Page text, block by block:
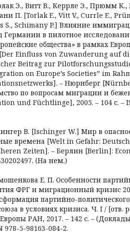
Э., Витт В., Керрле Э., Прюмм
П. [Torlak E., Vitt V., Currle E.,
S., Schimany P.] Влияние
Германии в пилотное
общества» в рамках
Einfluss von Zuwanderung auf
Beitrag zur
on Europe’s Societies” im
– Нюрнберг
по вопросам миграции и
und Füchtlinge], 2005. – 104 с. –
В. [Ischinger W.] Мир в
времена [Welt in Gefahr:
Zeiten]. – Берлин [Berlin]: Econ,
(На нем.)
Е. П. Особенности
ФРГ и миграционный кризис
партийно-
в условиях кризиса. Ч. I / [отв.
РАН, 2017. – 142 с. –
978-5-98163-084-2.